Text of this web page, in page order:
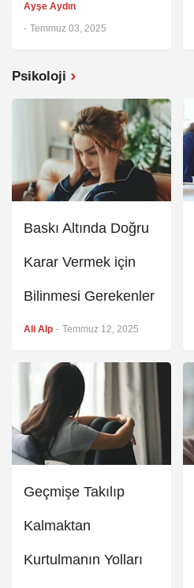
Ayşe Aydın
- Temmuz 03, 2025
Psikoloji
Baskı Altında Doğru
Karar Vermek için
Bilinmesi Gerekenler
Ali Alp - Temmuz 12, 2025
Geçmişe Takılıp
Kalmaktan
Kurtulmanın Yolları